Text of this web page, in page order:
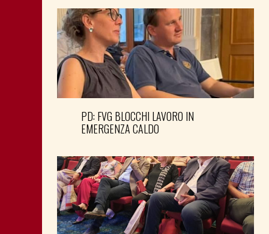
PD: FVG BLOCCHI LAVORO IN
EMERGENZA CALDO